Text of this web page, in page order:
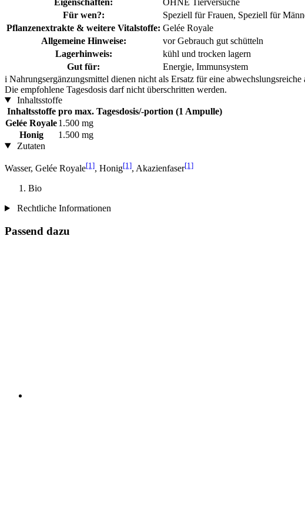
Für wen?:
Speziell für Frauen, Speziell für
Pflanzenextrakte & weitere Vitalstoffe: Gelée Royale
Allgemeine Hinweise:
vor Gebrauch gut schütteln
Lagerhinweis:
kühl und trocken lagern
Gut für:
Energie, Immunsystem
i Nahrungsergänzungsmittel dienen nicht als Ersatz für eine
Die empfohlene Tagesdosis darf nicht überschritten werden.
Inhaltsstoffe
Inhaltsstoffe pro max. Tagesdosis/-portion (1 Ampulle)
Gelée Royale1.500 mg
Honig
1.500 mg
Zutaten
Wasser, Gelée Royale[1], Honig[1], Akazienfaser[1]
Bio
Rechtliche Informationen
Passend dazu